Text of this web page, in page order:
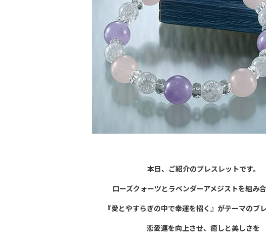
本日、ご紹介のブレスレットです。
ローズクォーツとラベンダーアメジストを組み
『愛とやすらぎの中で幸運を招く』がテーマのブ
恋愛運を向上させ、癒しと美しさを